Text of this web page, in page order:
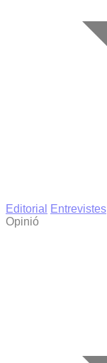
Editorial
Entrevistes
Opinió